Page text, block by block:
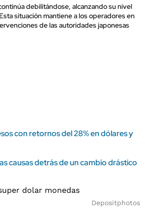
debilitándose, alcanzando su nivel
situación mantiene a los operadores en
de las autoridades japonesas
con retornos del 28% en dólares y
causas detrás de un cambio drástico
Depositphotos